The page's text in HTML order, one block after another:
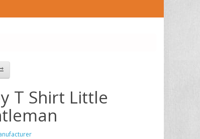
T Shirt Little